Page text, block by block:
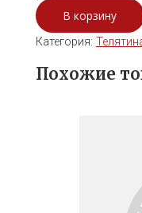
В корзину
Категория:
Похожие